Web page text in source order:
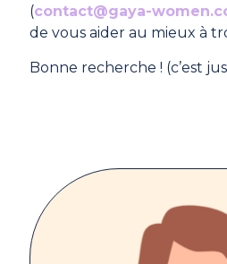
(contact@gaya-
de vous aider au mieux à
Bonne recherche ! (c’est